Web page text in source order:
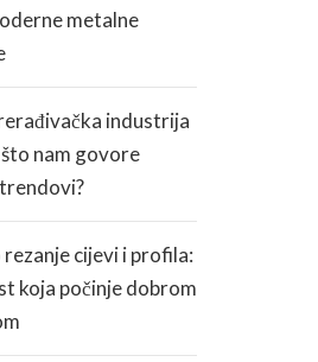
metalne
industrija
nam govore
rezanje cijevi i profila:
koja počinje dobrom